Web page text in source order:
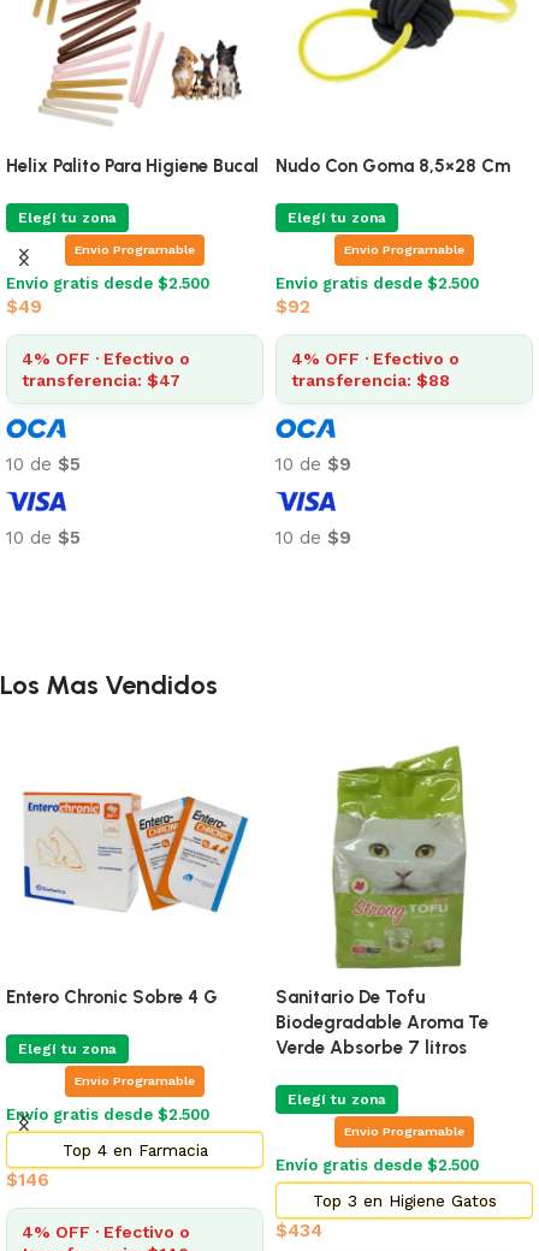
Pelota Pinchos Con Luz Azul
Elegí tu zona
Envio Programable
Envío gratis desde $2.500
$741
4% OFF · Efectivo o
transferencia: $712
10 de $74
10 de $74
Juguete Cuerda Con 3 Nudos
Elegí tu zona
Envio Programable
Envío gratis desde $2.500
$878
4% OFF · Efectivo o
transferencia: $843
10 de$88
Los Mas Vendidos
Entero Chronic Sobre 4 G
Elegí tu zona
Envio Programable
Envío gratis desde $2.500
Top 4 en Farmacia
$146
4% OFF · Efectivo o
Sanitario De Tofu
Biodegradable Aroma Te
Verde Absorbe 7 litros
Elegí tu zona
Envio Programable
Envío gratis desde $2.500
Top 3 en Higiene Gatos
$434